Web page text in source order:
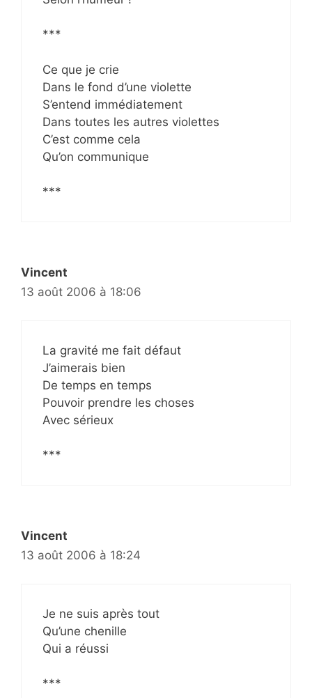
***
Ce que je crie
Dans le fond d’une violette
S’entend immédiatement
Dans toutes les autres violettes
C’est comme cela
Qu’on communique
***
Vincent
13 août 2006 à 18:06
La gravité me fait défaut
J’aimerais bien
De temps en temps
Pouvoir prendre les choses
Avec sérieux
***
Vincent
13 août 2006 à 18:24
Je ne suis après tout
Qu’une chenille
Qui a réussi
***